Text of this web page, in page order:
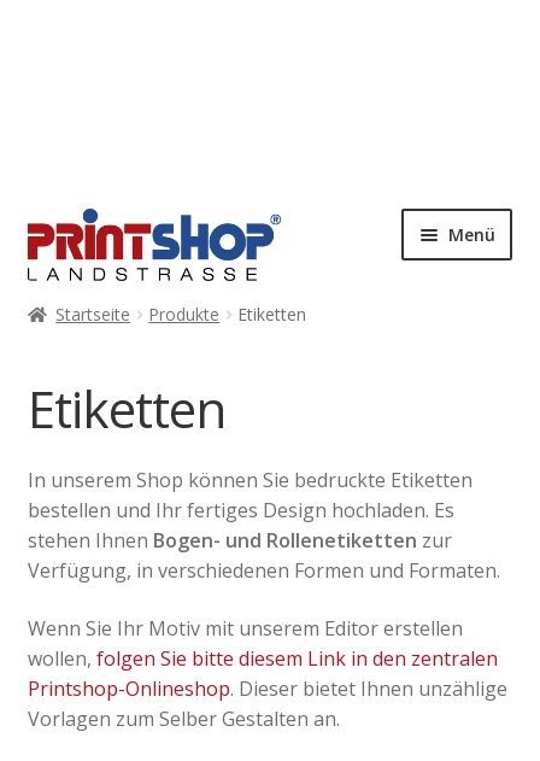
Menü
Startseite Produkte Etiketten
Etiketten
In unserem Shop können Sie bedruckte Etiketten
bestellen und Ihr fertiges Design hochladen. Es
stehen Ihnen Bogen- und Rollenetiketten zur
Verfügung, in verschiedenen Formen und Formaten.
Wenn Sie Ihr Motiv mit unserem Editor erstellen
wollen, folgen Sie bitte diesem Link in den zentralen
Printshop-Onlineshop. Dieser bietet Ihnen unzählige
Vorlagen zum Selber Gestalten an.